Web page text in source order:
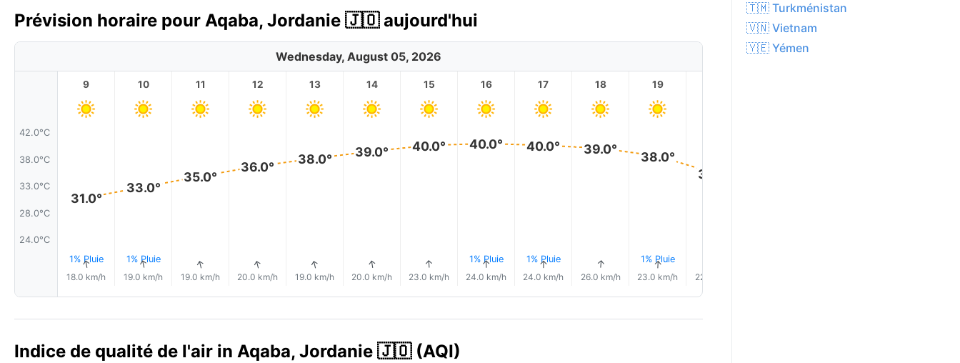
Prévision horaire pour Aqaba, Jordanie 🇯🇴 aujourd'hui
Wednesday, August 05, 2026
42.0°C
38.0°C
33.0°C
28.0°C
24.0°C
9
31.0°
1% Pluie
↑
18.0 km/h
10
33.0°
1% Pluie
↑
19.0 km/h
11
35.0°
↑
19.0 km/h
12
36.0°
↑
20.0 km/h
13
38.0°
↑
19.0 km/h
14
39.0°
↑
20.0 km/h
15
40.0°
↑
23.0 km/h
16
40.0°
1% Pluie
↑
24.0 km/h
17
40.0°
1% Pluie
↑
24.0 km/h
18
39.0°
↑
26.0 km/h
19
38.0°
1% Pluie
↑
23.0 km/h
35.0°
22.0 km/h
Indice de qualité de l'air in Aqaba, Jordanie 🇯🇴 (AQI)
🇹🇲 Turkménistan
🇻🇳 Vietnam
🇾🇪 Yémen